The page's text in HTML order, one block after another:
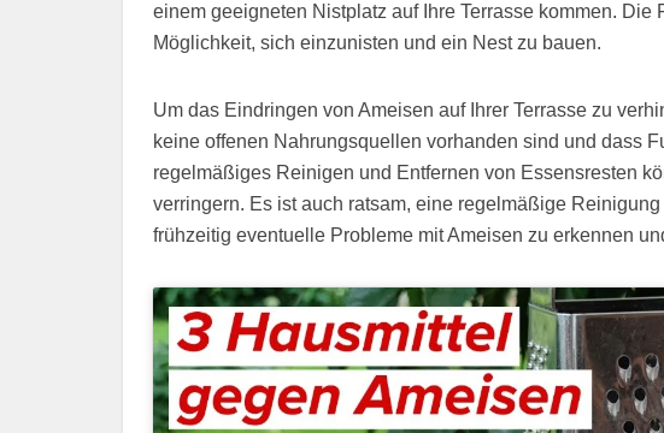
einem geeigneten Nistplatz auf Ihre Terrasse kommen.
Möglichkeit, sich einzunisten und ein Nest zu bauen.
Um das Eindringen von Ameisen auf Ihrer Terrasse zu
keine offenen Nahrungsquellen vorhanden sind und dass
regelmäßiges Reinigen und Entfernen von Essensresten
verringern. Es ist auch ratsam, eine regelmäßige
frühzeitig eventuelle Probleme mit Ameisen zu erkennen